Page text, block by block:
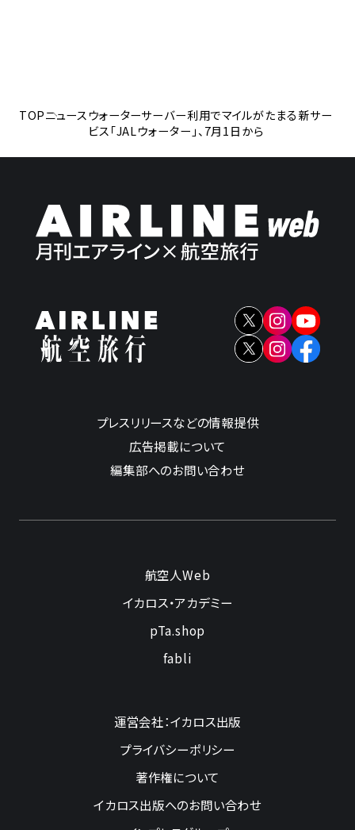
TOPニュースウォーターサーバー利用でマイルがたまる新サー
ビス「JALウォーター」、7月1日から
プレスリリースなどの情報提供
広告掲載について
編集部へのお問い合わせ
航空人Web
イカロス・アカデミー
pTa.shop
fabli
運営会社：イカロス出版
プライバシーポリシー
著作権について
イカロス出版へのお問い合わせ